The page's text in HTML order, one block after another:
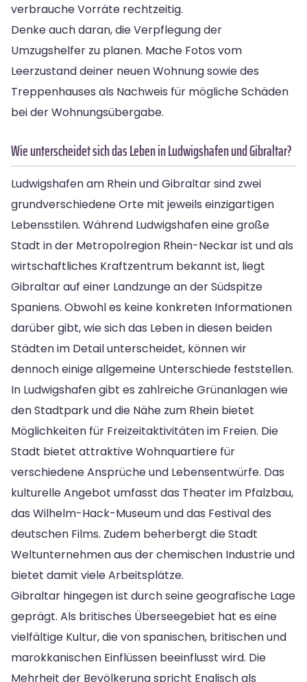
verbrauche Vorräte rechtzeitig.
Denke auch daran, die Verpflegung der
Umzugshelfer zu planen. Mache Fotos vom
Leerzustand deiner neuen Wohnung sowie des
Treppenhauses als Nachweis für mögliche Schäden
bei der Wohnungsübergabe.
Wie unterscheidet sich das Leben in Ludwigshafen und Gibraltar?
Ludwigshafen am Rhein und Gibraltar sind zwei
grundverschiedene Orte mit jeweils einzigartigen
Lebensstilen. Während Ludwigshafen eine große
Stadt in der Metropolregion Rhein-Neckar ist und als
wirtschaftliches Kraftzentrum bekannt ist, liegt
Gibraltar auf einer Landzunge an der Südspitze
Spaniens. Obwohl es keine konkreten Informationen
darüber gibt, wie sich das Leben in diesen beiden
Städten im Detail unterscheidet, können wir
dennoch einige allgemeine Unterschiede feststellen.
In Ludwigshafen gibt es zahlreiche Grünanlagen wie
den Stadtpark und die Nähe zum Rhein bietet
Möglichkeiten für Freizeitaktivitäten im Freien. Die
Stadt bietet attraktive Wohnquartiere für
verschiedene Ansprüche und Lebensentwürfe. Das
kulturelle Angebot umfasst das Theater im Pfalzbau,
das Wilhelm-Hack-Museum und das Festival des
deutschen Films. Zudem beherbergt die Stadt
Weltunternehmen aus der chemischen Industrie und
bietet damit viele Arbeitsplätze.
Gibraltar hingegen ist durch seine geografische Lage
geprägt. Als britisches Überseegebiet hat es eine
vielfältige Kultur, die von spanischen, britischen und
marokkanischen Einflüssen beeinflusst wird. Die
Mehrheit der Bevölkerung spricht Englisch als